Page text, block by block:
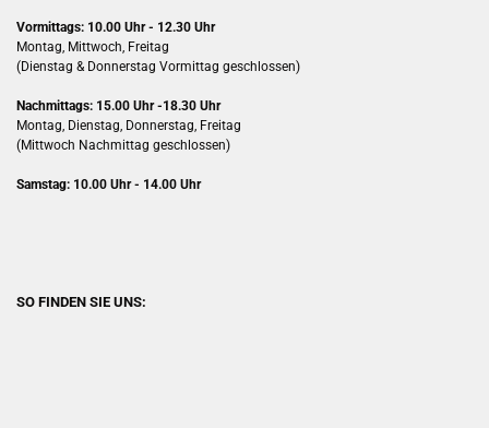
Vormittags: 10.00 Uhr - 12.30 Uhr
Montag, Mittwoch, Freitag
(Dienstag & Donnerstag Vormittag geschlossen)
Nachmittags: 15.00 Uhr -18.30 Uhr
Montag, Dienstag, Donnerstag, Freitag
(Mittwoch Nachmittag geschlossen)
Samstag: 10.00 Uhr - 14.00 Uhr
SO FINDEN SIE UNS: